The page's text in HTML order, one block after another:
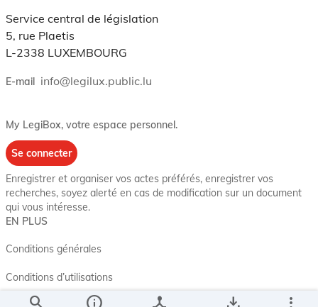
Service central de législation
5, rue Plaetis
L-2338 LUXEMBOURG
E-mail info@legilux.public.lu
My LegiBox, votre espace personnel.
Se connecter
Enregistrer et organiser vos actes préférés, enregistrer vos
recherches, soyez alerté en cas de modification sur un document
qui vous intéresse.
EN PLUS
Conditions générales
Conditions d’utilisations